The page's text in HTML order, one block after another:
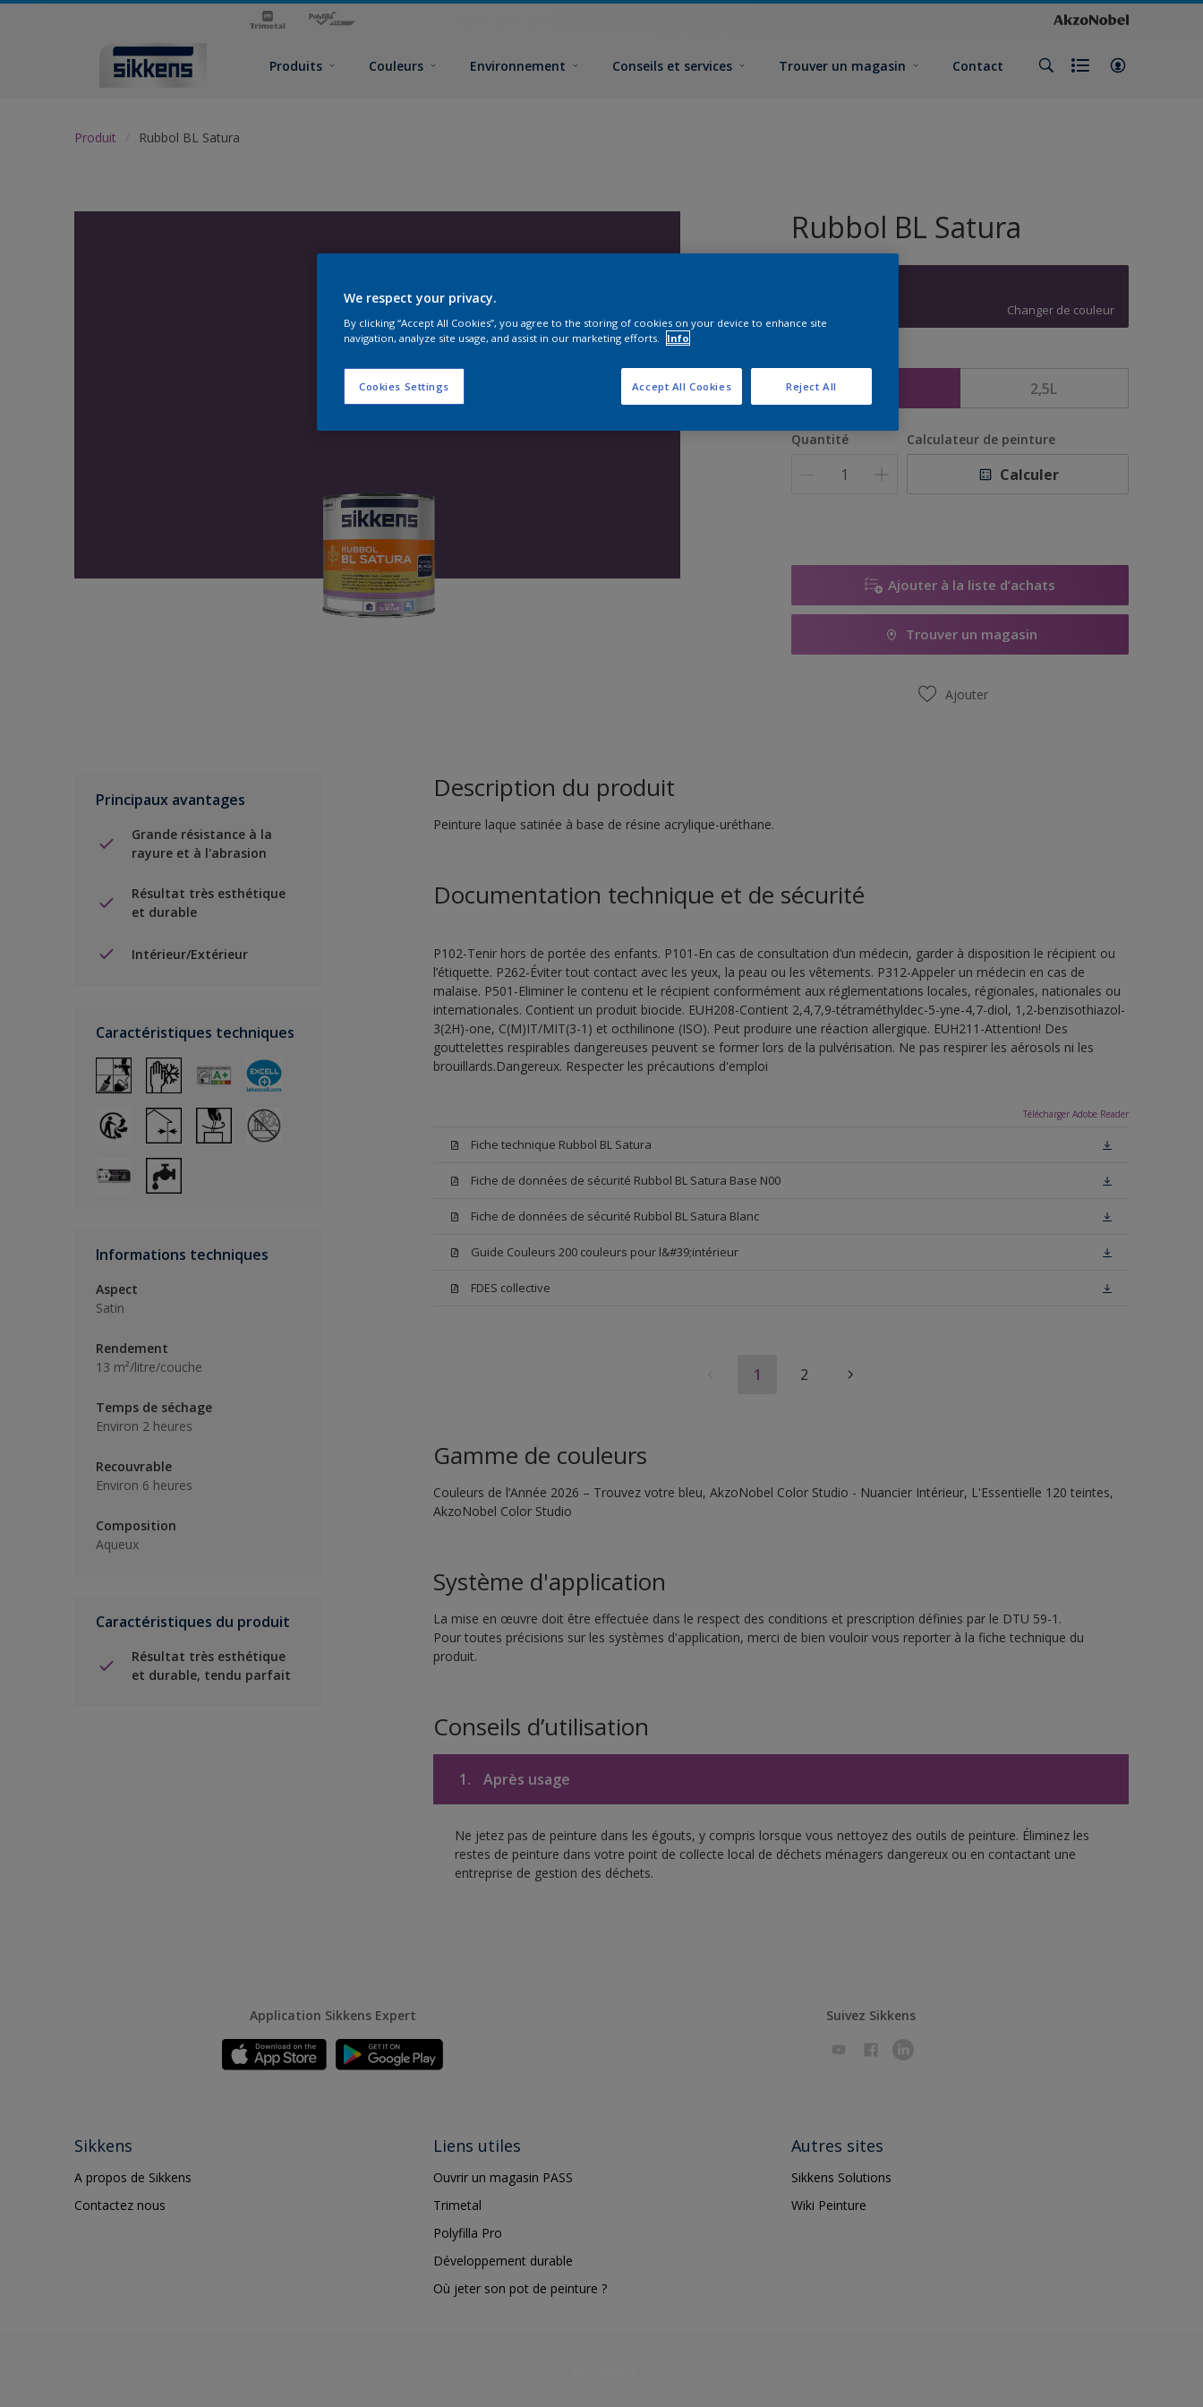
Produits Couleurs Environnement Conseils et services Trouver un magasin Contact
Produit Rubbol BL Satura
Rubbol BL Satura
Changer de couleur
2,5L
Quantité Calculateur de peinture
Calculer
Ajouter à la liste d’achats
Trouver un magasin
Ajouter
Principaux avantages
Grande résistance à la
rayure et à l'abrasion
Résultat très esthétique
et durable
Intérieur/Extérieur
Caractéristiques techniques
Informations techniques
Aspect
Satin
Rendement
13 m²/litre/couche
Temps de séchage
Environ 2 heures
Recouvrable
Environ 6 heures
Composition
Aqueux
Caractéristiques du produit
Résultat très esthétique
et durable, tendu parfait
Description du produit
Peinture laque satinée à base de résine acrylique-uréthane.
Documentation technique et de sécurité
P102-Tenir hors de portée des enfants. P101-En cas de consultation d’un médecin, garder à disposition le récipient ou
l’étiquette. P262-Éviter tout contact avec les yeux, la peau ou les vêtements. P312-Appeler un médecin en cas de
malaise. P501-Eliminer le contenu et le récipient conformément aux réglementations locales, régionales, nationales ou
internationales. Contient un produit biocide. EUH208-Contient 2,4,7,9-tétraméthyldec-5-yne-4,7-diol, 1,2-benzisothiazol-
3(2H)-one, C(M)IT/MIT(3-1) et octhilinone (ISO). Peut produire une réaction allergique. EUH211-Attention! Des
gouttelettes respirables dangereuses peuvent se former lors de la pulvérisation. Ne pas respirer les aérosols ni les
brouillards.Dangereux. Respecter les précautions d'emploi
Télécharger Adobe Reader
Fiche technique Rubbol BL Satura
Fiche de données de sécurité Rubbol BL Satura Base N00
Fiche de données de sécurité Rubbol BL Satura Blanc
Guide Couleurs 200 couleurs pour l&#39;intérieur
FDES collective
1 2
Gamme de couleurs
Couleurs de l’Année 2026 – Trouvez votre bleu, AkzoNobel Color Studio - Nuancier Intérieur, L'Essentielle 120 teintes,
AkzoNobel Color Studio
Système d'application
La mise en œuvre doit être effectuée dans le respect des conditions et prescription définies par le DTU 59-1.
Pour toutes précisions sur les systèmes d'application, merci de bien vouloir vous reporter à la fiche technique du
produit.
Conseils d’utilisation
1. Après usage
Ne jetez pas de peinture dans les égouts, y compris lorsque vous nettoyez des outils de peinture. Éliminez les
restes de peinture dans votre point de collecte local de déchets ménagers dangereux ou en contactant une
entreprise de gestion des déchets.
Application Sikkens Expert Suivez Sikkens
Sikkens
A propos de Sikkens
Contactez nous
Liens utiles
Ouvrir un magasin PASS
Trimetal
Polyfilla Pro
Développement durable
Où jeter son pot de peinture ?
Autres sites
Sikkens Solutions
Wiki Peinture
We respect your privacy.
By clicking “Accept All Cookies”, you agree to the storing of cookies on your device to enhance site
navigation, analyze site usage, and assist in our marketing efforts.
Info
Cookies Settings Reject All
Accept All Cookies